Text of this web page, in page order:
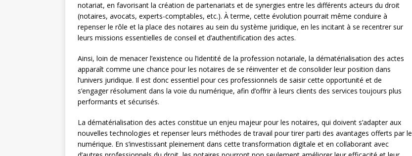
notariat, en favorisant la création de partenariats et de synergies entre les différents acteurs du droit
(notaires, avocats, experts-comptables, etc.). À terme, cette évolution pourrait même conduire à
repenser le rôle et la place des notaires au sein du système juridique, en les incitant à se recentrer sur
leurs missions essentielles de conseil et d’authentification des actes.
Ainsi, loin de menacer l’existence ou l’identité de la profession notariale, la dématérialisation des actes
apparaît comme une chance pour les notaires de se réinventer et de consolider leur position dans
l’univers juridique. Il est donc essentiel pour ces professionnels de saisir cette opportunité et de
s’engager résolument dans la voie du numérique, afin d’offrir à leurs clients des services toujours plus
performants et sécurisés.
La dématérialisation des actes constitue un enjeu majeur pour les notaires, qui doivent s’adapter aux
nouvelles technologies et repenser leurs méthodes de travail pour tirer parti des avantages offerts par le
numérique. En s’investissant pleinement dans cette transformation digitale et en collaborant avec